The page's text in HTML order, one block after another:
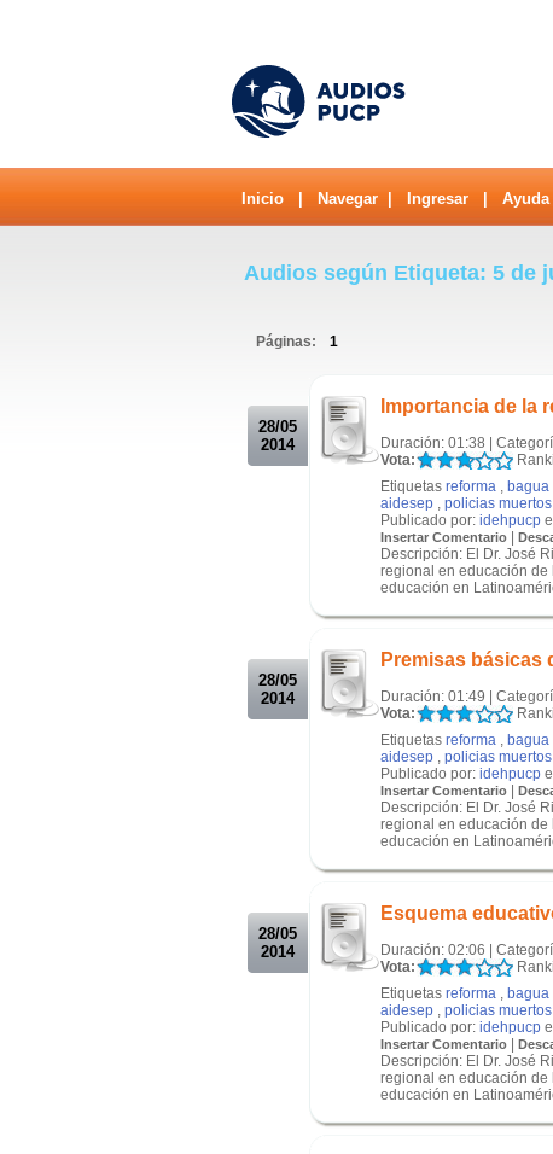
Inicio Navegar Ingresar Ayuda
Audios según Etiqueta: 5 de
Páginas: 1
28/05
2014
Importancia de la
Duración: 01:38 |
Vota:
Etiquetas reforma , bagua
aidesep , policias muertos
Publicado por: idehpucp
Insertar Comentario |
Descripción: El Dr. José
regional en educación de
educación en
28/05
2014
Premisas básicas
Duración: 01:49 |
Vota:
Etiquetas reforma , bagua
aidesep , policias muertos
Publicado por: idehpucp
Insertar Comentario |
Descripción: El Dr. José
regional en educación de
educación en
28/05
2014
Esquema
Duración: 02:06 |
Vota:
Etiquetas reforma , bagua
aidesep , policias muertos
Publicado por: idehpucp
Insertar Comentario |
Descripción: El Dr. José
regional en educación de
educación en